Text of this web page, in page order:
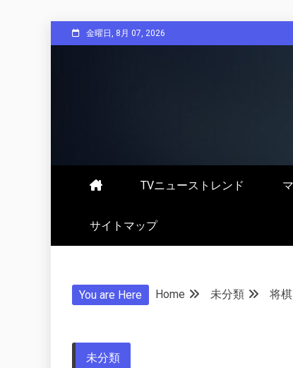
to
金曜日, 8月 07, 2026
TVニューストレンド
サイトマップ
You are Here Home 未分類 将
未分類